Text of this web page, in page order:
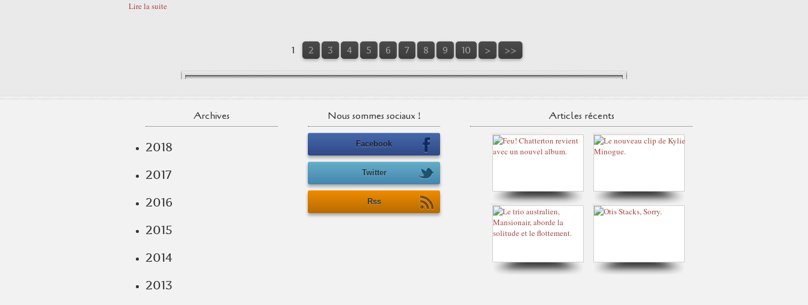
Lire la suite
1 2 3 4 5 6 7 8 9 10 > >>
Archives
2018
2017
2016
2015
2014
2013
Nous sommes sociaux !
Facebook
Twitter
Rss
Articles récents